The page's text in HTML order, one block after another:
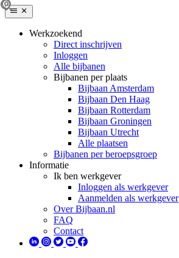
Werkzoekend
Direct inschrijven
Inloggen
Alle bijbanen
Bijbanen per plaats
Bijbaan Amsterdam
Bijbaan Den Haag
Bijbaan Rotterdam
Bijbaan Groningen
Bijbaan Utrecht
Alle plaatsen
Bijbanen per beroepsgroep
Informatie
Ik ben werkgever
Inloggen als werkgever
Aanmelden als werkgever
Over Bijbaan.nl
FAQ
Contact